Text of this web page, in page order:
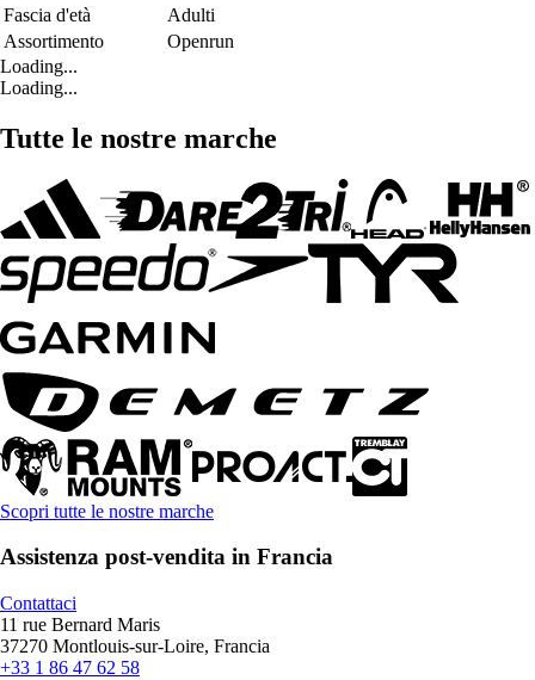
Fascia d'età
Adulti
Assortimento
Openrun
Loading...
Loading...
Tutte le nostre marche
Scopri tutte le nostre marche
Assistenza post-vendita in Francia
Contattaci
11 rue Bernard Maris
37270 Montlouis-sur-Loire, Francia
+33 1 86 47 62 58